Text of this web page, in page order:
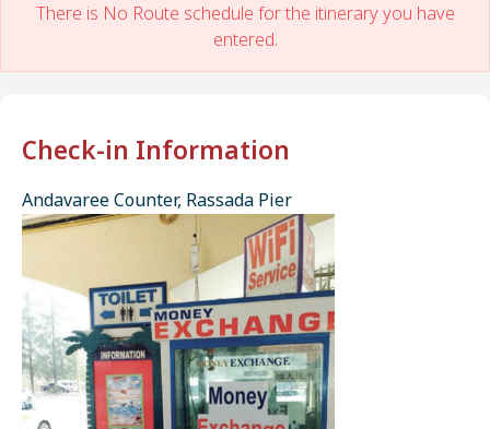
There is No Route schedule for the itinerary you have
entered.
Check-in Information
Andavaree Counter, Rassada Pier